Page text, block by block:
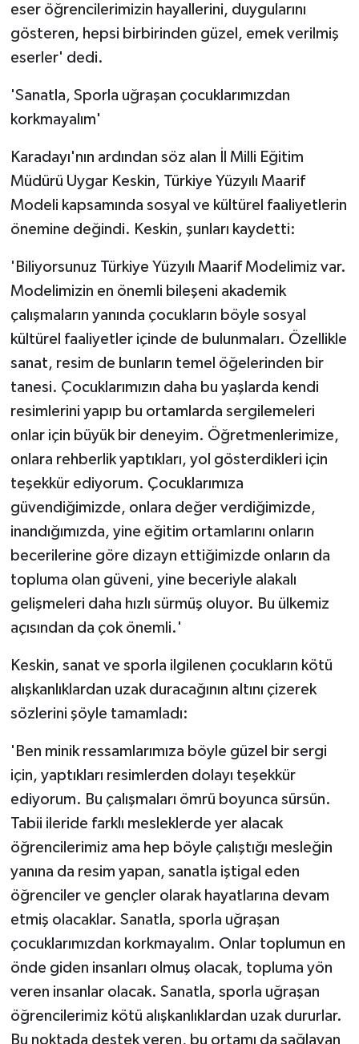
eser öğrencilerimizin hayallerini, duygularını
gösteren, hepsi birbirinden güzel, emek verilmiş
eserler' dedi.
'Sanatla, Sporla uğraşan çocuklarımızdan
korkmayalım'
Karadayı'nın ardından söz alan İl Milli Eğitim
Müdürü Uygar Keskin, Türkiye Yüzyılı Maarif
Modeli kapsamında sosyal ve kültürel faaliyetlerin
önemine değindi. Keskin, şunları kaydetti:
'Biliyorsunuz Türkiye Yüzyılı Maarif Modelimiz var.
Modelimizin en önemli bileşeni akademik
çalışmaların yanında çocukların böyle sosyal
kültürel faaliyetler içinde de bulunmaları. Özellikle
sanat, resim de bunların temel öğelerinden bir
tanesi. Çocuklarımızın daha bu yaşlarda kendi
resimlerini yapıp bu ortamlarda sergilemeleri
onlar için büyük bir deneyim. Öğretmenlerimize,
onlara rehberlik yaptıkları, yol gösterdikleri için
teşekkür ediyorum. Çocuklarımıza
güvendiğimizde, onlara değer verdiğimizde,
inandığımızda, yine eğitim ortamlarını onların
becerilerine göre dizayn ettiğimizde onların da
topluma olan güveni, yine beceriyle alakalı
gelişmeleri daha hızlı sürmüş oluyor. Bu ülkemiz
açısından da çok önemli.'
Keskin, sanat ve sporla ilgilenen çocukların kötü
alışkanlıklardan uzak duracağının altını çizerek
sözlerini şöyle tamamladı:
'Ben minik ressamlarımıza böyle güzel bir sergi
için, yaptıkları resimlerden dolayı teşekkür
ediyorum. Bu çalışmaları ömrü boyunca sürsün.
Tabii ileride farklı mesleklerde yer alacak
öğrencilerimiz ama hep böyle çalıştığı mesleğin
yanına da resim yapan, sanatla iştigal eden
öğrenciler ve gençler olarak hayatlarına devam
etmiş olacaklar. Sanatla, sporla uğraşan
çocuklarımızdan korkmayalım. Onlar toplumun en
önde giden insanları olmuş olacak, topluma yön
veren insanlar olacak. Sanatla, sporla uğraşan
öğrencilerimiz kötü alışkanlıklardan uzak dururlar.
Bu noktada destek veren, bu ortamı da sağlayan
KÜLTÜR SANAT
MAGAZİN
Otomobil
Sağlık
SİYASET
SPOR HABERLERİ
Turizm
ÜLKE GÜNDEMİ
YAŞAM
YEREL
Yerel Haberler